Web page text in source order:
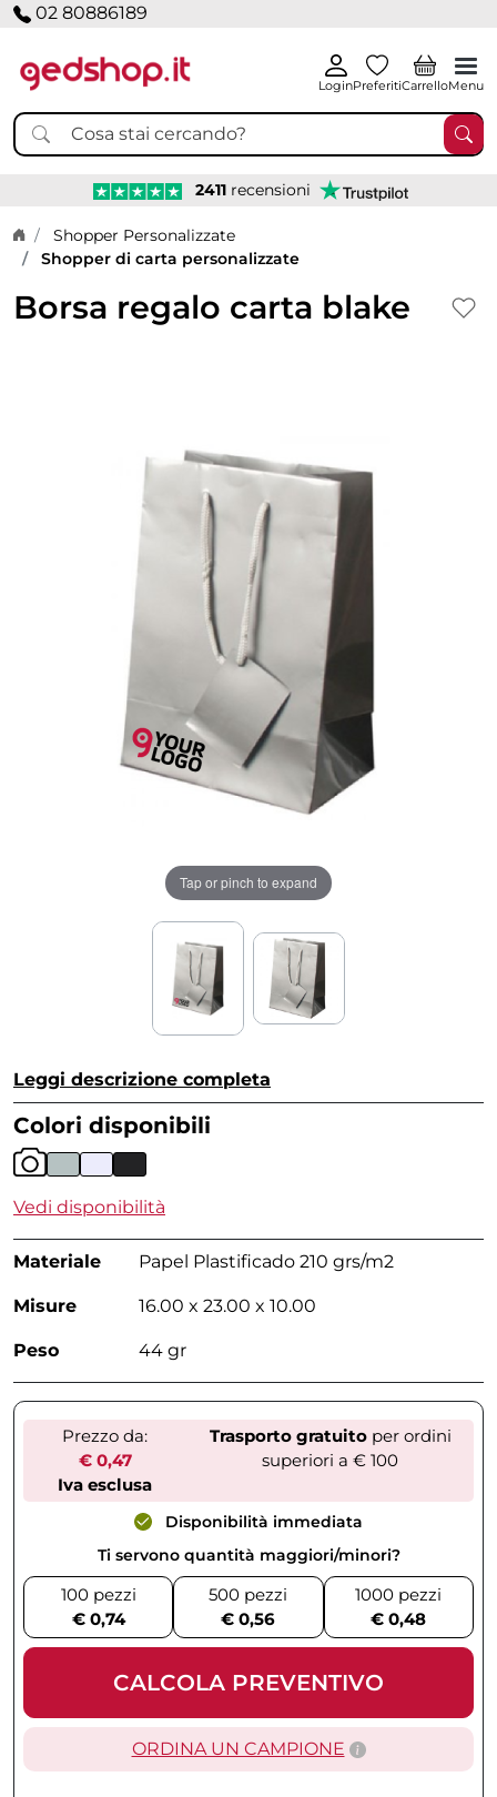
02 80886189
LoginPreferitiCarrelloMenu
2411 recensioni
Home page
Shopper Personalizzate
Shopper di carta personalizzate
Borsa regalo carta blake
Tap or pinch to expand
Leggi descrizione completa
Colori disponibili
Vedi disponibilità
Materiale Papel Plastificado 210 grs/m2
Misure 16.00 x 23.00 x 10.00
Peso 44 gr
Prezzo da:
€ 0,47
Iva esclusa
Trasporto gratuitoper ordini
superiori a € 100
Disponibilità immediata
Ti servono quantità maggiori/minori?
100 pezzi
€ 0,74
500 pezzi
€ 0,56
1000 pezzi
€ 0,48
CALCOLA PREVENTIVO
ORDINA UN CAMPIONE